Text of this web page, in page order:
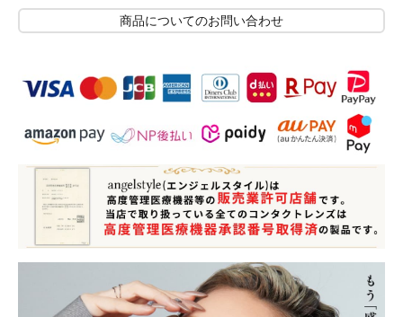
商品についてのお問い合わせ